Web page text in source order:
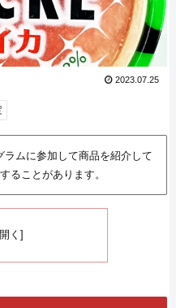
2023.07.25
ムに参加して商品を紹介して
ることがあります。